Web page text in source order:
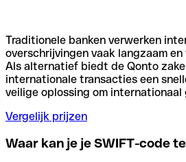
Traditionele banken verwerken
overschrijvingen vaak langzaam
Als alternatief biedt de Qonto
internationale transacties een
veilige oplossing om internationaal
Vergelijk prijzen
Waar kan je je SWIFT-code